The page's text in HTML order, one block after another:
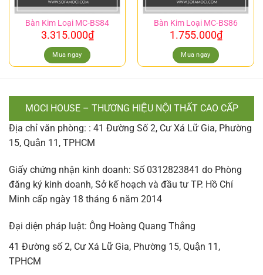
Bàn Kim Loại MC-BS84
3.315.000₫
Mua ngay
Bàn Kim Loại MC-BS86
1.755.000₫
Mua ngay
MOCI HOUSE – THƯƠNG HIỆU NỘI THẤT CAO CẤP
Địa chỉ văn phòng: : 41 Đường Số 2, Cư Xá Lữ Gia, Phường
15, Quận 11, TPHCM
Giấy chứng nhận kinh doanh: Số 0312823841 do Phòng
đăng ký kinh doanh, Sở kế hoạch và đầu tư TP. Hồ Chí
Minh cấp ngày 18 tháng 6 năm 2014
Đại diện pháp luật: Ông Hoàng Quang Thắng
41 Đường số 2, Cư Xá Lữ Gia, Phường 15, Quận 11,
TPHCM